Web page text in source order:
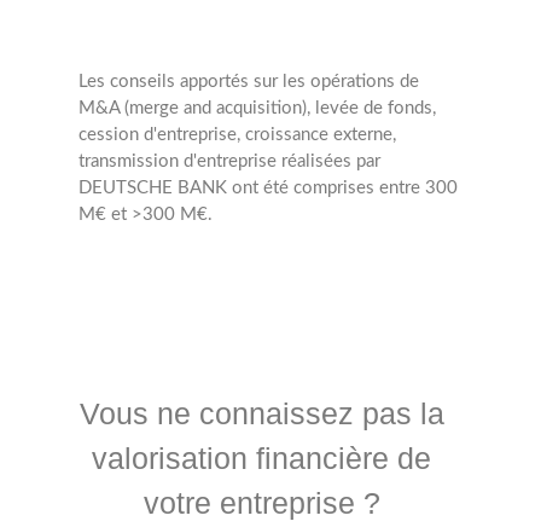
Les conseils apportés sur les opérations de
M&A (merge and acquisition), levée de fonds,
cession d'entreprise, croissance externe,
transmission d'entreprise réalisées par
DEUTSCHE BANK ont été comprises entre 300
M€ et >300 M€.
Vous ne connaissez pas la
valorisation financière de
votre entreprise ?